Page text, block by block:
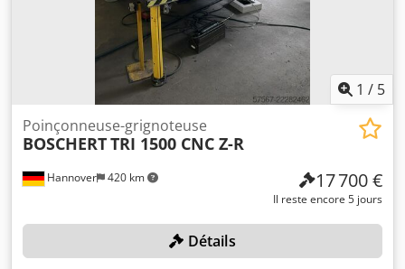
1 / 5
Hannover 420 km
Poinçonneuse-grignoteuse
BOSCHERTTRI 1500 CNC Z-R
17 700 €
Il reste encore 5 jours
Détails